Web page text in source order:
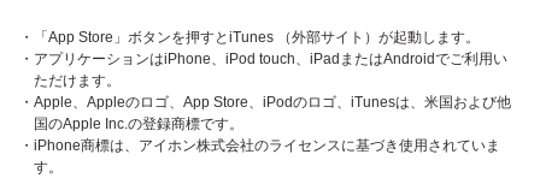
・「App Store」ボタンを押すとiTunes （外部サイト）が起動します。
・アプリケーションはiPhone、iPod touch、iPadまたはAndroidでご利用い
ただけます。
・Apple、Appleのロゴ、App Store、iPodのロゴ、iTunesは、米国および他
国のApple Inc.の登録商標です。
・iPhone商標は、アイホン株式会社のライセンスに基づき使用されていま
す。